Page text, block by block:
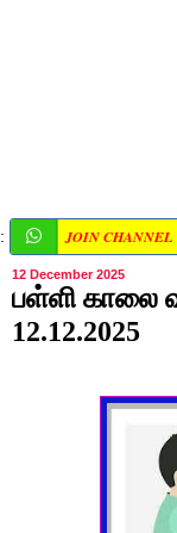
: JOIN CHANNEL
12 December 2025
பள்ளி காலை
12.12.2025